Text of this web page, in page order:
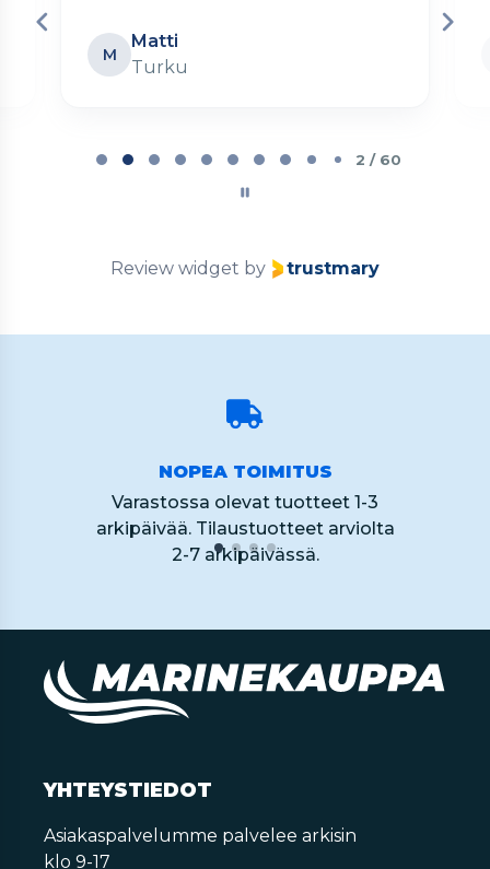
M
Matti
Turku
2 / 60
Review widget by trustmary
NOPEA TOIMITUS
Varastossa olevat tuotteet 1-3
arkipäivää. Tilaustuotteet arviolta
2-7 arkipäivässä.
YHTEYSTIEDOT
Asiakaspalvelumme palvelee arkisin
klo 9-17